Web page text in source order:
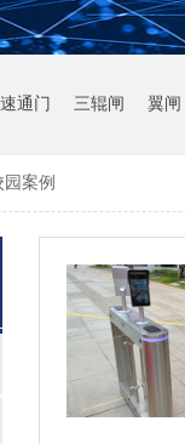
速通门 三辊闸 翼闸
园案例